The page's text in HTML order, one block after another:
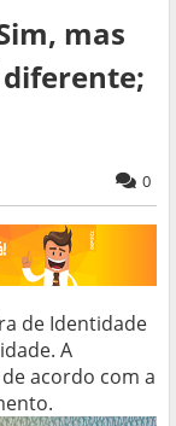
mas
0
de Identidade
A
acordo com a